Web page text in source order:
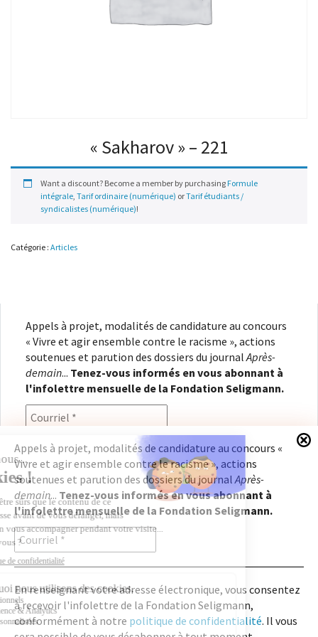
« Sakharov » – 221
Want a discount? Become a member by purchasing Formule
intégrale, Tarif ordinaire (numérique) orTarif étudiants /
syndicalistes (numérique)!
Catégorie : Articles
Appels à projet, modalités de candidature au concours
« Vivre et agir ensemble contre le racisme », actions
soutenues et parution des dossiers du journalAprès-
demain... Tenez-vous informés en vous abonnant à
l'infolettre mensuelle de la Fondation Seligmann.
En renseignant votre adresse électronique, vous
consentez à recevoir l'infolettre de la Fondation
Seligmann, conformément à notrepolitique de
confidentialité. Il vous sera possible de vous
désabonner à tout moment.
Copyright © 2026Fondation Seligmann|Mentions légales|Crédits
Fondation Seligmann
Journal Après-demain
Appels à projet, modalités de candidature au concours «
Vivre et agir ensemble contre le racisme », actions
soutenues et parution des dossiers du journalAprès-
demain... Tenez-vous informés en vous abonnant à
l'infolettre mensuelle de la Fondation Seligmann.
En renseignant votre adresse électronique, vous consentez
à recevoir l'infolettre de la Fondation Seligmann,
conformément à notre politique de confidentialité. Il vous